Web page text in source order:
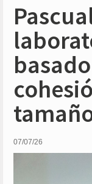
07/07/26